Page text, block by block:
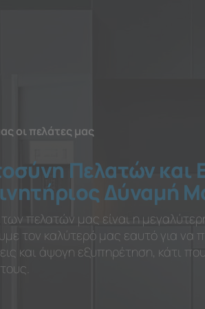
οι πελάτες μας
Πελατών και
Δύναμή
πελατών μας είναι η
τον καλύτερό μας εαυτό για να
και άψογη εξυπηρέτηση, κάτι